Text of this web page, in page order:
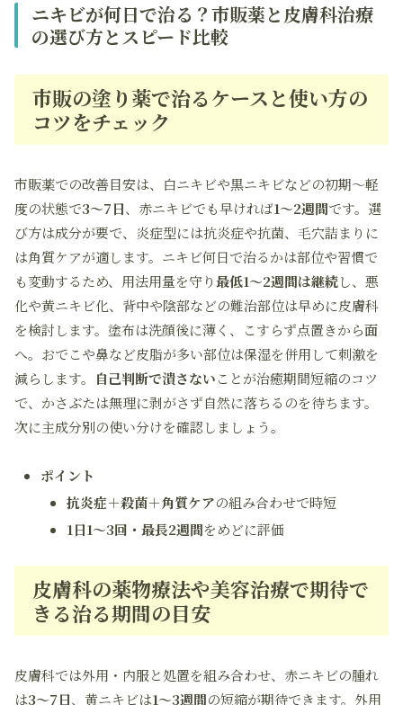
ニキビが何日で治る？市販薬と皮膚科治療
の選び方とスピード比較
市販の塗り薬で治るケースと使い方の
コツをチェック
市販薬での改善目安は、白ニキビや黒ニキビなどの初期〜軽
度の状態で3〜7日、赤ニキビでも早ければ1〜2週間です。選
び方は成分が要で、炎症型には抗炎症や抗菌、毛穴詰まりに
は角質ケアが適します。ニキビ何日で治るかは部位や習慣で
も変動するため、用法用量を守り最低1〜2週間は継続し、悪
化や黄ニキビ化、背中や陰部などの難治部位は早めに皮膚科
を検討します。塗布は洗顔後に薄く、こすらず点置きから面
へ。おでこや鼻など皮脂が多い部位は保湿を併用して刺激を
減らします。
自己判断で潰さないことが治癒期間短縮のコツ
で、かさぶたは無理に剥がさず自然に落ちるのを待ちます。
次に主成分別の使い分けを確認しましょう。
ポイント
抗炎症＋殺菌＋角質ケアの組み合わせで時短
1日1〜3回・最長2週間をめどに評価
皮膚科の薬物療法や美容治療で期待で
きる治る期間の目安
皮膚科では外用・内服と処置を組み合わせ、赤ニキビの腫れ
は3〜7日、黄ニキビは1〜3週間の短縮が期待できます。外用